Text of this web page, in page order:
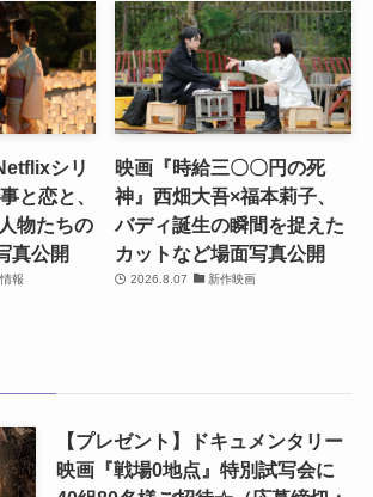
シリ
と恋と、
物たちの
真公開
報
映画『時給三〇〇円の死
神』西畑大吾×福本莉子、
バディ誕生の瞬間を捉えた
カットなど場面写真公開
2026.8.07 新作映画
【プレゼント】ドキュメンタリー
映画『戦場0地点』特別試写会に